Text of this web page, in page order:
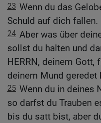
23 Wenn du das
Schuld auf dich fallen.
24 Aber was über
sollst du halten und
HERRN, deinem
deinem Mund geredet
25 Wenn du in deines
so darfst du Trauben
bis du satt bist, aber